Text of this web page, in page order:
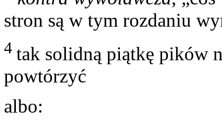
stron są w tym rozdaniu
4 tak solidną piątkę pików
powtórzyć
albo: